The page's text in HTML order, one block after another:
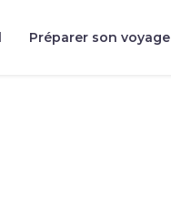
Préparer son voyage